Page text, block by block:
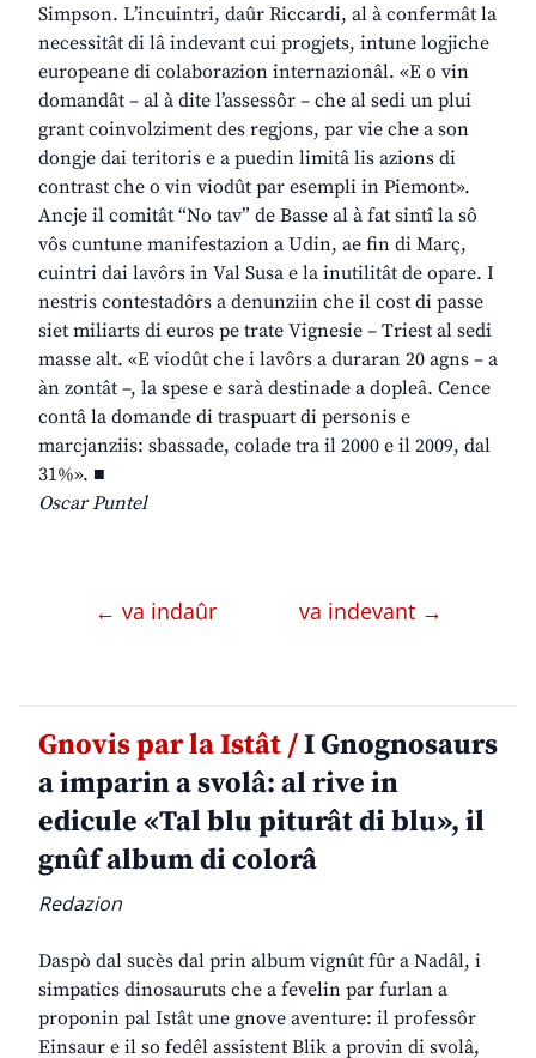
Simpson. L’incuintri, daûr Riccardi, al à confermât la
necessitât di lâ indevant cui progjets, intune logjiche
europeane di colaborazion internazionâl. «E o vin
domandât – al à dite l’assessôr – che al sedi un plui
grant coinvolziment des regjons, par vie che a son
dongje dai teritoris e a puedin limitâ lis azions di
contrast che o vin viodût par esempli in Piemont».
Ancje il comitât “No tav” de Basse al à fat sintî la sô
vôs cuntune manifestazion a Udin, ae fin di Març,
cuintri dai lavôrs in Val Susa e la inutilitât de opare. I
nestris contestadôrs a denunziin che il cost di passe
siet miliarts di euros pe trate Vignesie – Triest al sedi
masse alt. «E viodût che i lavôrs a duraran 20 agns – a
àn zontât –, la spese e sarà destinade a dopleâ. Cence
contâ la domande di traspuart di personis e
marcjanziis: sbassade, colade tra il 2000 e il 2009, dal
31%». ■
Oscar Puntel
← va indaûr va indevant →
Gnovis par la Istât /I Gnognosaurs
a imparin a svolâ: al rive in
edicule «Tal blu piturât di blu», il
gnûf album di colorâ
Redazion
Daspò dal sucès dal prin album vignût fûr a Nadâl, i
simpatics dinosauruts che a fevelin par furlan a
proponin pal Istât une gnove aventure: il professôr
Einsaur e il so fedêl assistent Blik a provin di svolâ,